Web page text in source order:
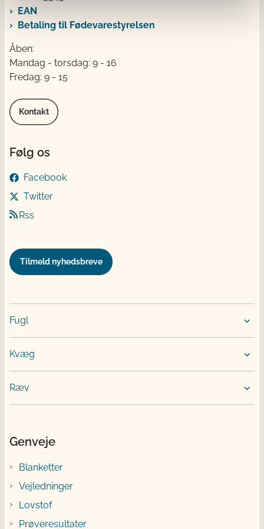
EAN
Betaling til Fødevarestyrelsen
Åben:
Mandag - torsdag: 9 - 16
Fredag: 9 - 15
Kontakt
Følg os
Facebook
Twitter
Rss
Tilmeld nyhedsbreve
Fugl
Kvæg
Ræv
Genveje
Blanketter
Vejledninger
Lovstof
Prøveresultater